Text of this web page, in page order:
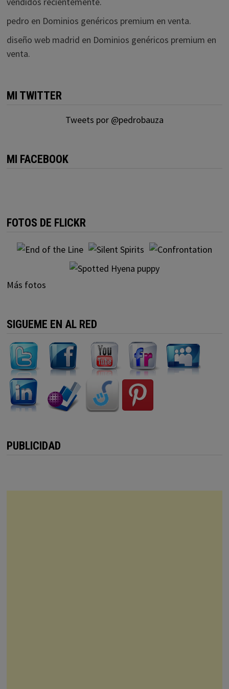
pedro en Dominios genéricos premium en venta.
diseño web madrid en Dominios genéricos premium en
venta.
MI TWITTER
Tweets por @pedrobauza
MI FACEBOOK
FOTOS DE FLICKR
Más fotos
SIGUEME EN AL RED
PUBLICIDAD